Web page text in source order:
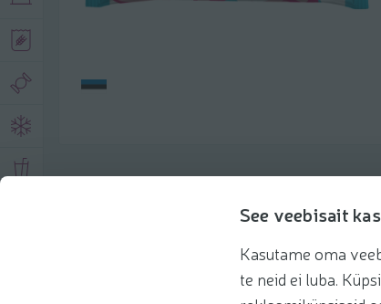
See veebisait
Kasutame oma
te neid ei luba.
Recommendations